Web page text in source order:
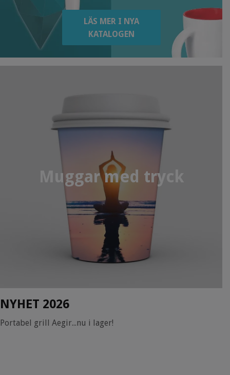
LÄS MER I NYA
KATALOGEN
Muggar med tryck
NYHET 2026
Portabel grill Aegir...nu i lager!